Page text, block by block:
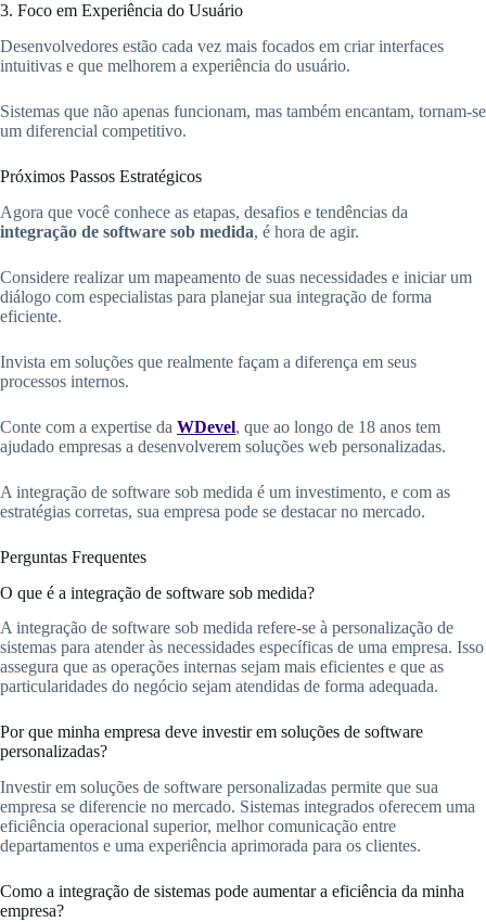
3. Foco em Experiência do Usuário
Desenvolvedores estão cada vez mais focados em criar interfaces
intuitivas e que melhorem a experiência do usuário.
Sistemas que não apenas funcionam, mas também encantam, tornam-se
um diferencial competitivo.
Próximos Passos Estratégicos
Agora que você conhece as etapas, desafios e tendências da
integração de software sob medida, é hora de agir.
Considere realizar um mapeamento de suas necessidades e iniciar um
diálogo com especialistas para planejar sua integração de forma
eficiente.
Invista em soluções que realmente façam a diferença em seus
processos internos.
Conte com a expertise da WDevel, que ao longo de 18 anos tem
ajudado empresas a desenvolverem soluções web personalizadas.
A integração de software sob medida é um investimento, e com as
estratégias corretas, sua empresa pode se destacar no mercado.
Perguntas Frequentes
O que é a integração de software sob medida?
A integração de software sob medida refere-se à personalização de
sistemas para atender às necessidades específicas de uma empresa. Isso
assegura que as operações internas sejam mais eficientes e que as
particularidades do negócio sejam atendidas de forma adequada.
Por que minha empresa deve investir em soluções de software
personalizadas?
Investir em soluções de software personalizadas permite que sua
empresa se diferencie no mercado. Sistemas integrados oferecem uma
eficiência operacional superior, melhor comunicação entre
departamentos e uma experiência aprimorada para os clientes.
Como a integração de sistemas pode aumentar a eficiência da minha
empresa?